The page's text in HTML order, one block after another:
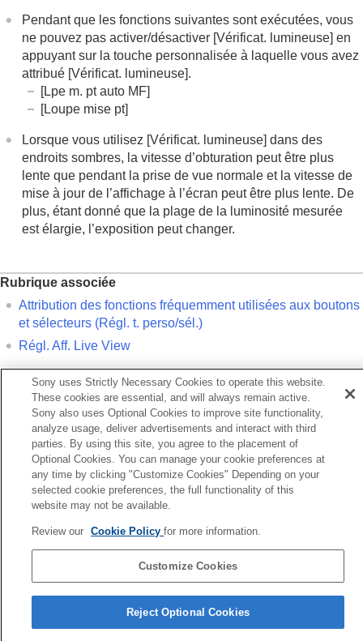
Vérificat. lumineuse
Aff. évid. pdt ENR
Affich. marqueur
(image fixe)
Affich. marqueur
(film)
Aide à l'aff. Gamma
Typ. aide aff. Gamma
Création d’images fixes pendant l’enregistrement
d’un film
Réglages TC/UB
Diffusion en direct de la vidéo et du son
Personnalisation de l’appareil photo
Visualisation
Utilisation d’un ordinateur
Utilisation du service de cloud
Annexe
Pendant que les fonctions suivantes sont exécutées, vous
ne pouvez pas activer/désactiver [Vérificat. lumineuse] en
appuyant sur la touche personnalisée à laquelle vous avez
attribué [Vérificat. lumineuse].
[Lpe m. pt auto MF]
[Loupe mise pt]
Lorsque vous utilisez [Vérificat. lumineuse] dans des
endroits sombres, la vitesse d’obturation peut être plus
lente que pendant la prise de vue normale et la vitesse de
mise à jour de l’affichage à l’écran peut être plus lente. De
plus, étant donné que la plage de la luminosité mesurée
est élargie, l’exposition peut changer.
Rubrique associée
Attribution des fonctions fréquemment utilisées aux boutons
et sélecteurs (Régl. t. perso/sél.)
Régl. Aff. Live View
Précédent
prise de vue
Suivant
Aff. évid. pdt
TP1001409700
Pour plus d’informations sur la conformité aux lois sur l’accessibilité du
Web en France, reportez-vous à la page suivante.
Accessibilité en France : conformité partielle
https://helpguide.sony.net/accessibility/france/v1/fr/index.html
Page de sélection de la langue
Copyright 2023 Sony Corporation
Sony uses Strictly Necessary Cookies to operate this website.
These cookies are essential, and will always remain active.
Sony also uses Optional Cookies to improve site functionality,
analyze usage, deliver advertisements and interact with third
parties. By using this site, you agree to the placement of
Optional Cookies. You can manage your cookie preferences at
any time by clicking "Customize Cookies" Depending on your
selected cookie preferences, the full functionality of this
website may not be available.
Review our Cookie Policyfor more information.
Customize Cookies
Reject Optional Cookies